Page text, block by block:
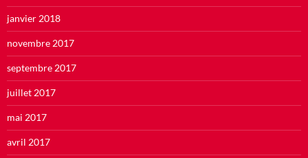
janvier 2018
novembre 2017
septembre 2017
juillet 2017
mai 2017
avril 2017